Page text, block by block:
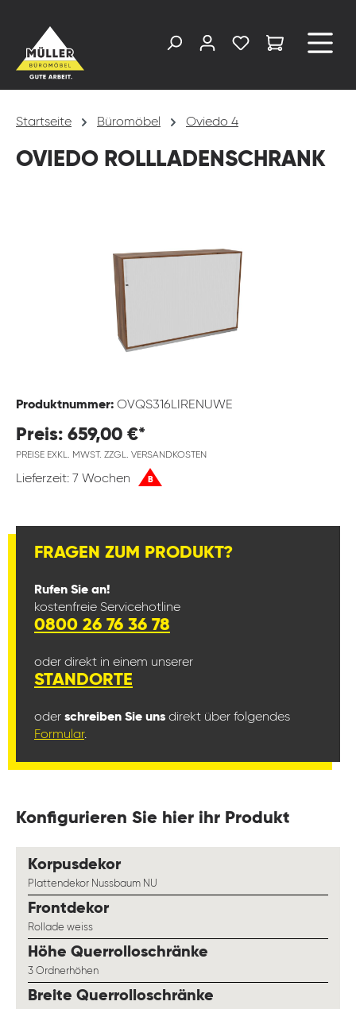
Startseite Büromöbel Oviedo 4
OVIEDO ROLLLADENSCHRANK
Produktnummer: OVQS316LIRENUWE
Preis: 659,00 €*
PREISE EXKL. MWST. ZZGL. VERSANDKOSTEN
Lieferzeit: 7 Wochen B
FRAGEN ZUM PRODUKT?
Rufen Sie an!
kostenfreie Servicehotline
0800 26 76 36 78
oder direkt in einem unserer
STANDORTE
oder schreiben Sie uns direkt über folgendes
Formular.
Konfigurieren Sie hier ihr Produkt
Korpusdekorauswählen
Plattendekor Nussbaum NU
Frontdekorauswählen
Rollade weiss
Höhe Querrolloschränke
3 Ordnerhöhen
Breite Querrolloschränke